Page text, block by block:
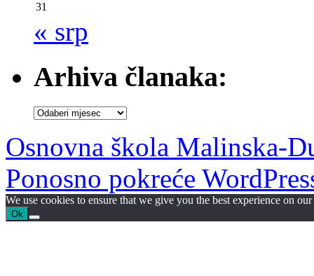
31
« srp
Arhiva članaka:
Arhiva
Osnovna škola Malinska-
Ponosno pokreće
We use cookies to ensure that we give you the best experience on
Ok